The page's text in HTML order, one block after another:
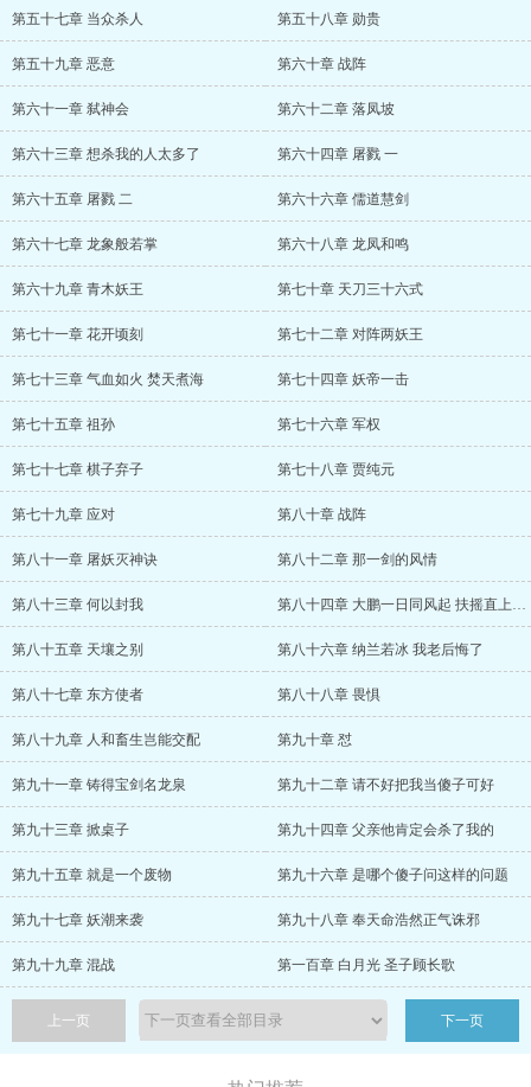
第五十七章 当众杀人 第五十八章 勋贵
第五十九章 恶意 第六十章 战阵
第六十一章 弑神会 第六十二章 落凤坡
第六十三章 想杀我的人太多了 第六十四章 屠戮 一
第六十五章 屠戮 二 第六十六章 儒道慧剑
第六十七章 龙象般若掌 第六十八章 龙凤和鸣
第六十九章 青木妖王 第七十章 天刀三十六式
第七十一章 花开顷刻 第七十二章 对阵两妖王
第七十三章 气血如火 焚天煮海 第七十四章 妖帝一击
第七十五章 祖孙 第七十六章 军权
第七十七章 棋子弃子 第七十八章 贾纯元
第七十九章 应对 第八十章 战阵
第八十一章 屠妖灭神诀 第八十二章 那一剑的风情
第八十三章 何以封我 第八十四章 大鹏一日同风起 扶摇直上九万里
第八十五章 天壤之别 第八十六章 纳兰若冰 我老后悔了
第八十七章 东方使者 第八十八章 畏惧
第八十九章 人和畜生岂能交配 第九十章 怼
第九十一章 铸得宝剑名龙泉 第九十二章 请不好把我当傻子可好
第九十三章 掀桌子 第九十四章 父亲他肯定会杀了我的
第九十五章 就是一个废物 第九十六章 是哪个傻子问这样的问题
第九十七章 妖潮来袭 第九十八章 奉天命浩然正气诛邪
第九十九章 混战 第一百章 白月光 圣子顾长歌
上一页 下一页